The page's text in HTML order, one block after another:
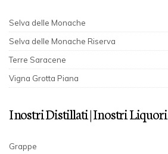
Selva delle Monache
Selva delle Monache Riserva
Terre Saracene
Vigna Grotta Piana
I nostri Distillati | I nostri Liquori
Grappe